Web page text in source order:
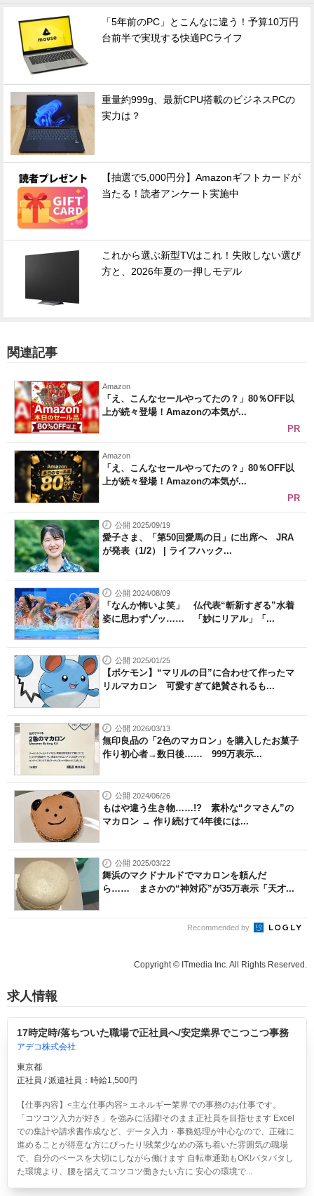
「5年前のPC」とこんなに違う！予算10万円
台前半で実現する快適PCライフ
重量約999g、最新CPU搭載のビジネスPCの
実力は？
【抽選で5,000円分】Amazonギフトカードが
当たる！読者アンケート実施中
これから選ぶ新型TVはこれ！失敗しない選び
方と、2026年夏の一押しモデル
関連記事
Amazon
「え、こんなセールやってたの？」80％OFF以
上が続々登場！Amazonの本気が...
PR
Amazon
「え、こんなセールやってたの？」80％OFF以
上が続々登場！Amazonの本気が...
PR
公開 2025/09/19
愛子さま、「第50回愛馬の日」に出席へ JRA
が発表（1/2） | ライフハック...
公開 2024/08/09
「なんか怖いよ笑」 仏代表“斬新すぎる”水着
姿に思わずゾッ…… 「妙にリアル」「...
公開 2025/01/25
【ポケモン】“マリルの日”に合わせて作ったマ
リルマカロン 可愛すぎて絶賛されるも...
公開 2026/03/13
無印良品の「2色のマカロン」を購入したお菓子
作り初心者→数日後…… 999万表示...
公開 2024/06/26
もはや違う生き物……!? 素朴な“クマさん”の
マカロン → 作り続けて4年後には...
公開 2025/03/22
舞浜のマクドナルドでマカロンを頼んだ
ら…… まさかの“神対応”が35万表示「天才...
Recommended by
Copyright © ITmedia Inc. All Rights Reserved.
求人情報
17時定時/落ちついた職場で正社員へ/安定業界でこつこつ事務
アデコ株式会社
東京都
正社員 / 派遣社員：時給1,500円
【仕事内容】<主な仕事内容> エネルギー業界での事務のお仕事です。
「コツコツ入力が好き」を強みに活躍!そのまま正社員を目指せます Excel
での集計や請求書作成など、データ入力・事務処理が中心なので、正確に
進めることが得意な方にぴったり!残業少なめの落ち着いた雰囲気の職場
で、自分のペースを大切にしながら働けます 自転車通勤もOK!バタバタし
た環境より、腰を据えてコツコツ働きたい方に 安心の環境で...